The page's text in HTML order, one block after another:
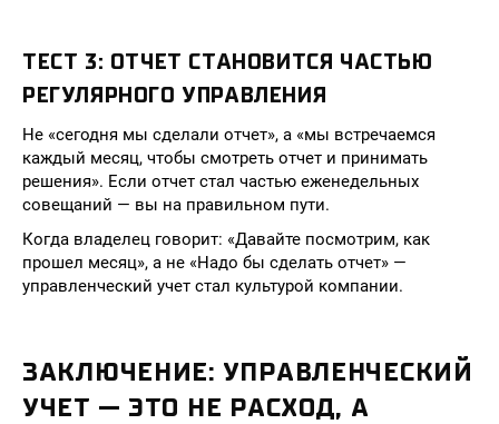
ТЕСТ 3: ОТЧЕТ СТАНОВИТСЯ ЧАСТЬЮ
РЕГУЛЯРНОГО УПРАВЛЕНИЯ
Не «сегодня мы сделали отчет», а «мы встречаемся
каждый месяц, чтобы смотреть отчет и принимать
решения». Если отчет стал частью еженедельных
совещаний — вы на правильном пути.
Когда владелец говорит: «Давайте посмотрим, как
прошел месяц», а не «Надо бы сделать отчет» —
управленческий учет стал культурой компании.
ЗАКЛЮЧЕНИЕ: УПРАВЛЕНЧЕСКИЙ
УЧЕТ — ЭТО НЕ РАСХОД, А